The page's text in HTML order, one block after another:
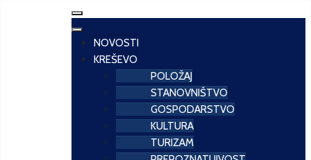
NOVOSTI
KREŠEVO
POLOŽAJ
STANOVNIŠTVO
GOSPODARSTVO
KULTURA
TURIZAM